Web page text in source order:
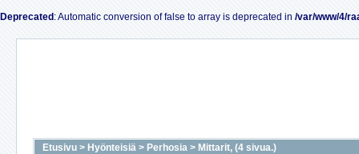
Deprecated : Automatic conversion of false to array is deprecated in /var/www/4/
Etusivu > Hyönteisiä > Perhosia > Mittarit, (4 sivua.)